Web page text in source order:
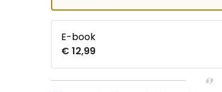
E-book
€ 12,99